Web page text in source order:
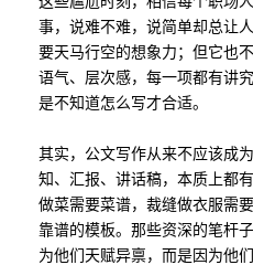
事，说难不难，说简单却总让
要天马行空的想象力；但它也
语气、层次感，每一项都有讲
是不知道怎么写才合适。
其实，公文写作从来不应该成
知、汇报、讲话稿，本质上都
做菜需要菜谱，裁缝做衣服需
靠谱的模板。那些资深的笔杆
为他们天赋异禀，而是因为他